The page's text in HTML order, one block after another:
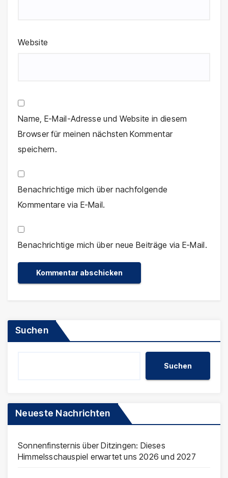
Website
Name, E-Mail-Adresse und Website in diesem
Browser für meinen nächsten Kommentar
speichern.
Benachrichtige mich über nachfolgende
Kommentare via E-Mail.
Benachrichtige mich über neue Beiträge via E-Mail.
Suchen
Suchen
Neueste Nachrichten
Sonnenfinsternis über Ditzingen: Dieses
Himmelsschauspiel erwartet uns 2026 und 2027